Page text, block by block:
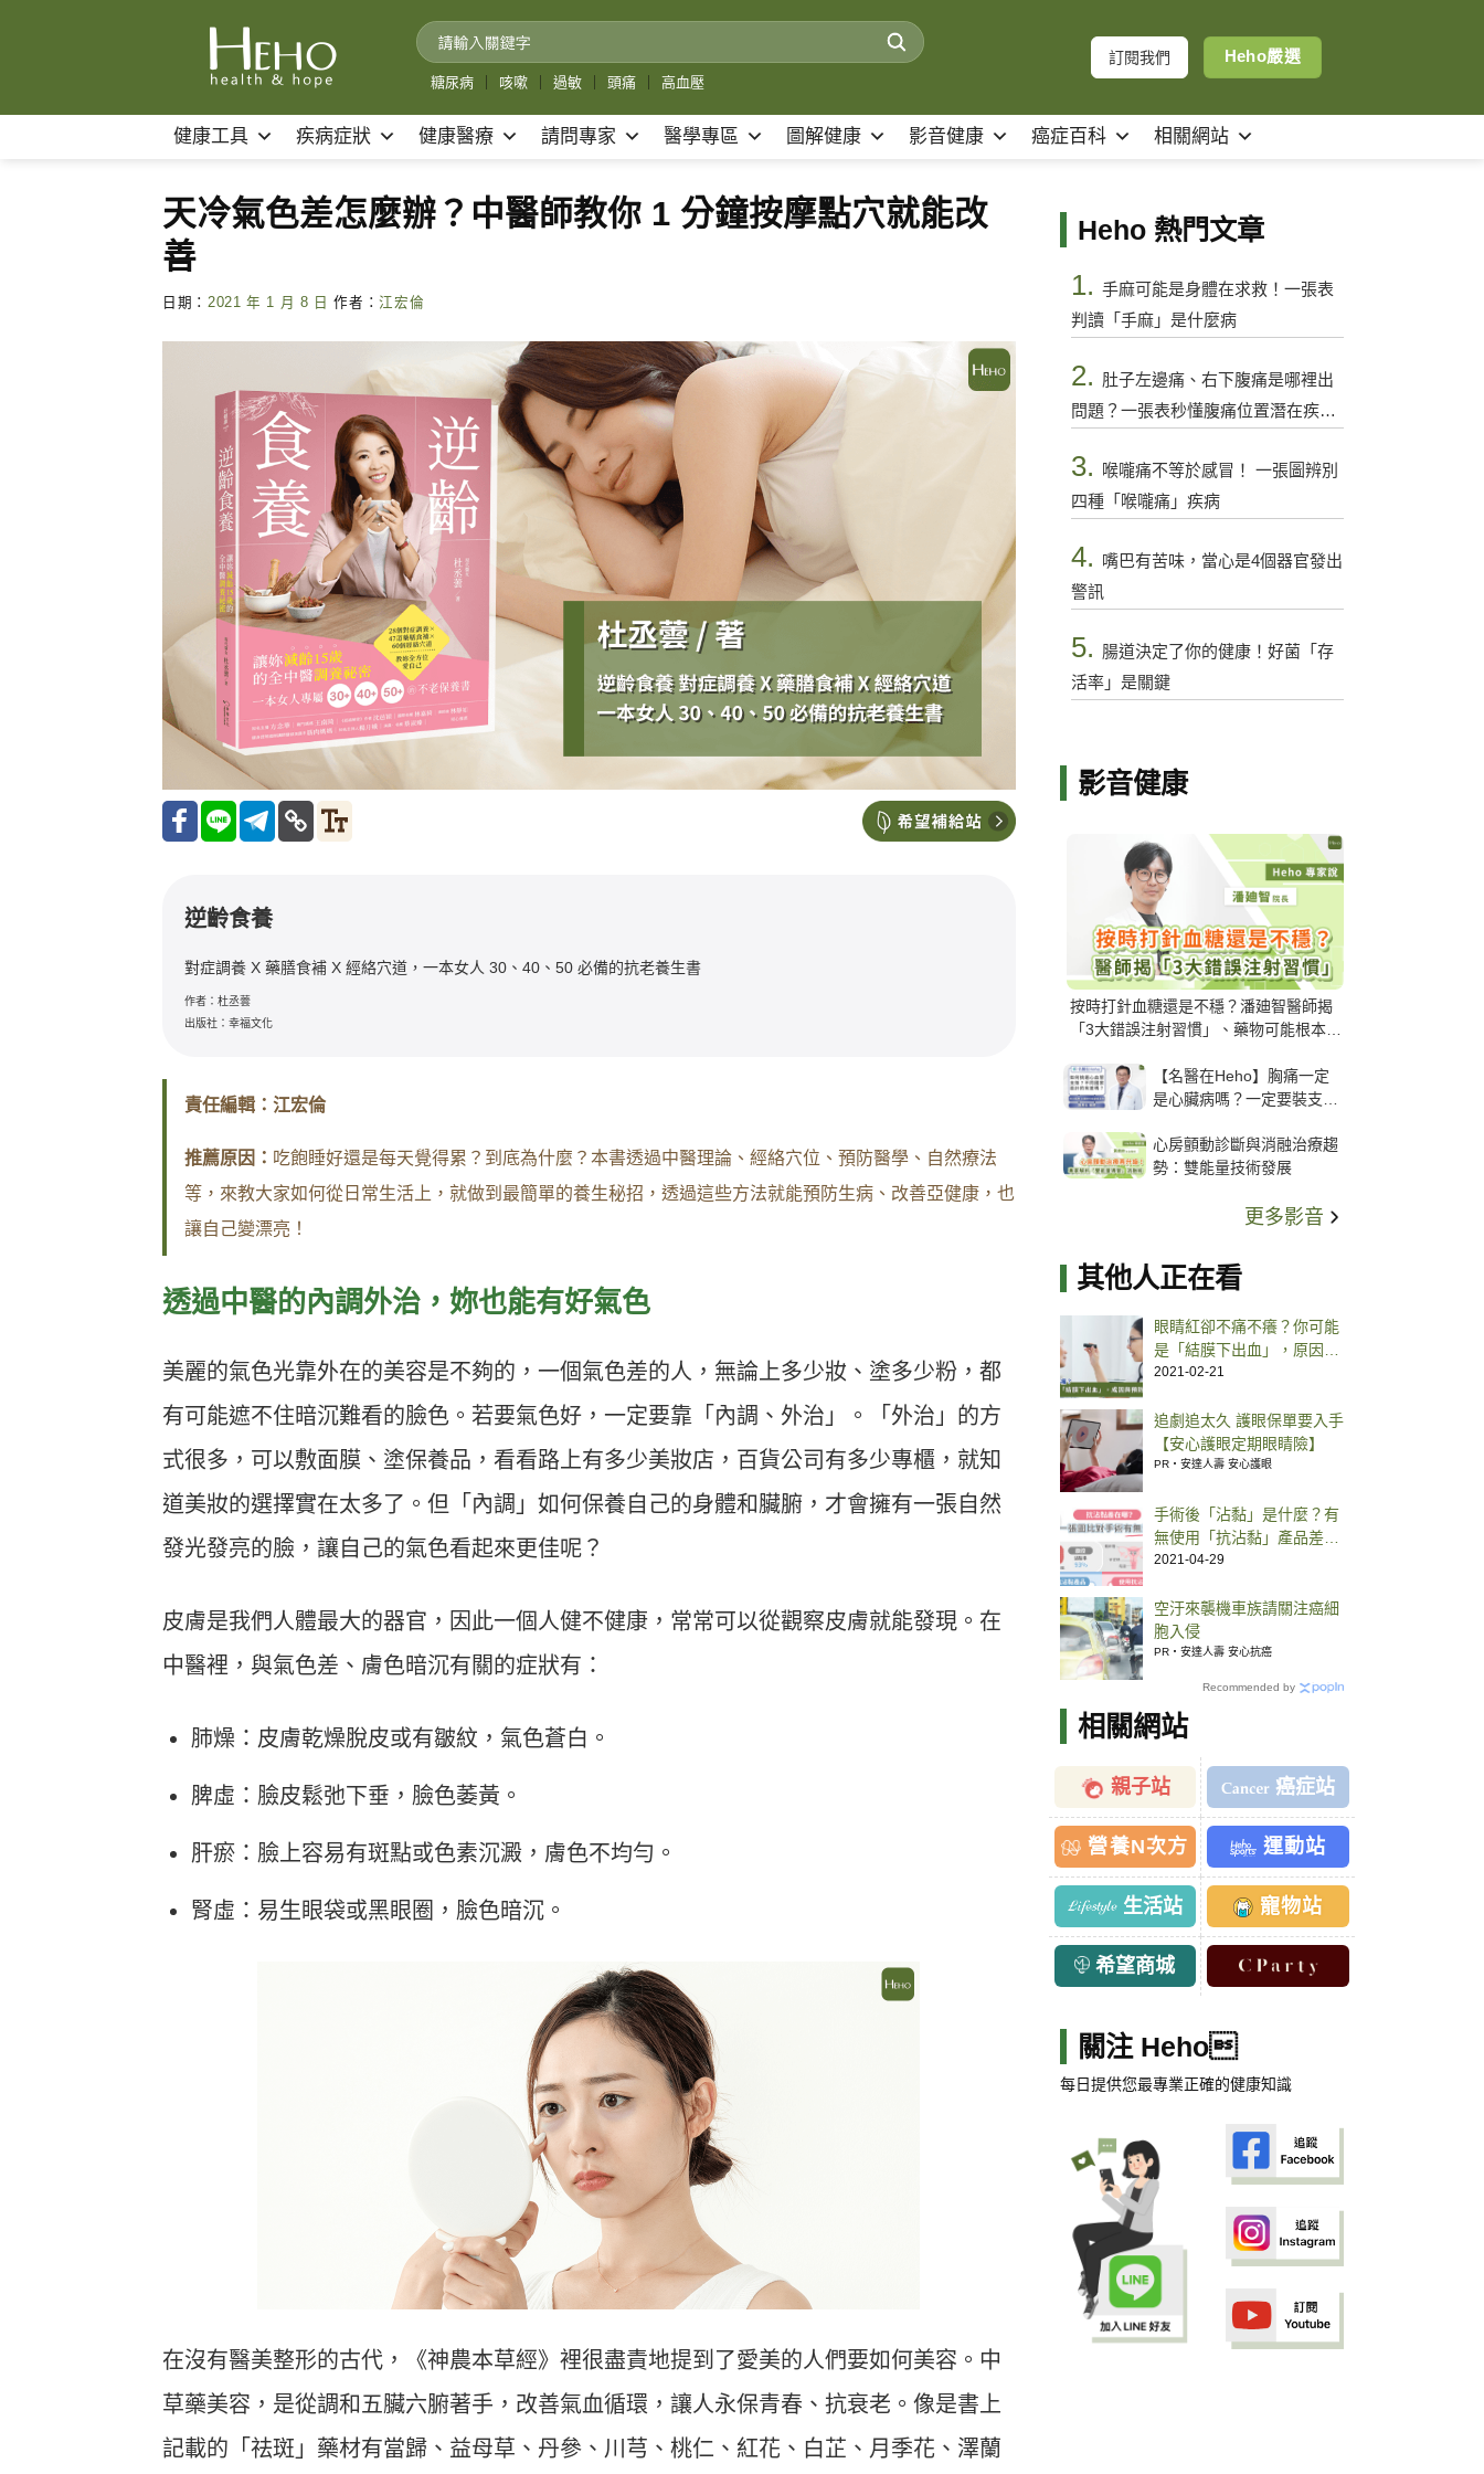
糖尿病 咳嗽 過敏 頭痛 高血壓
訂閱我們 Heho嚴選
健康工具 疾病症狀 健康醫療 請問專家 醫學專區 圖解健康 影音健康 癌症百科 相關網站
天冷氣色差怎麼辦？中醫師教你 1 分鐘按摩點穴就能改
善
日期： 2021 年 1 月 8 日 作者：江宏倫
逆齡食養
對症調養 X 藥膳食補 X 經絡穴道，一本女人 30、40、50 必備的抗老養生書
作者：杜丞蕓
出版社：幸福文化
責任編輯：江宏倫
推薦原因： 吃飽睡好還是每天覺得累？到底為什麼？本書透過中醫理論、經絡穴位、預防醫學、自然療法
等，來教大家如何從日常生活上，就做到最簡單的養生秘招，透過這些方法就能預防生病、改善亞健康，也
讓自己變漂亮！
透過中醫的內調外治，妳也能有好氣色
美麗的氣色光靠外在的美容是不夠的，一個氣色差的人，無論上多少妝、塗多少粉，都
有可能遮不住暗沉難看的臉色。若要氣色好，一定要靠「內調、外治」。「外治」的方
式很多，可以敷面膜、塗保養品，看看路上有多少美妝店，百貨公司有多少專櫃，就知
道美妝的選擇實在太多了。但「內調」如何保養自己的身體和臟腑，才會擁有一張自然
發光發亮的臉，讓自己的氣色看起來更佳呢？
皮膚是我們人體最大的器官，因此一個人健不健康，常常可以從觀察皮膚就能發現。在
中醫裡，與氣色差、膚色暗沉有關的症狀有：
肺燥：皮膚乾燥脫皮或有皺紋，氣色蒼白。
脾虛：臉皮鬆弛下垂，臉色萎黃。
肝瘀：臉上容易有斑點或色素沉澱，膚色不均勻。
腎虛：易生眼袋或黑眼圈，臉色暗沉。
在沒有醫美整形的古代，《神農本草經》裡很盡責地提到了愛美的人們要如何美容。中
草藥美容，是從調和五臟六腑著手，改善氣血循環，讓人永保青春、抗衰老。像是書上
記載的「祛斑」藥材有當歸、益母草、丹參、川芎、桃仁、紅花、白芷、月季花、澤蘭
Heho 熱門文章
1. 手麻可能是身體在求救！一張表
判讀「手麻」是什麼病
2. 肚子左邊痛、右下腹痛是哪裡出
問題？一張表秒懂腹痛位置潛在疾病
3.
喉嚨痛不等於感冒！ 一張圖辨別
四種「喉嚨痛」疾病
4. 嘴巴有苦味，當心是4個器官發出
警訊
5. 腸道決定了你的健康！好菌「存
活率」是關鍵
影音健康
按時打針血糖還是不穩？潘廸智醫師揭
「3大錯誤注射習慣」、藥物可能根本沒
【名醫在Heho】胸痛一定
是心臟病嗎？一定要裝支
解析支架種類、風險與選擇
關鍵
心房顫動診斷與消融治療趨
勢：雙能量技術發展
更多影音
其他人正在看
眼睛紅卻不痛不癢？你可能
是「結膜下出血」，原因、
解方一次看
2021-02-21
追劇追太久 護眼保單要入手
【安心護眼定期眼睛險】
PR・安達人壽 安心護眼
手術後「沾黏」是什麼？有
無使用「抗沾黏」產品差在
哪？
2021-04-29
空汙來襲機車族請關注癌細
胞入侵
PR・安達人壽 安心抗癌
Recommended by
相關網站
親子站 癌症站
營養N次方 運動站
生活站 寵物站
希望商城
關注 Heho
每日提供您最專業正確的健康知識